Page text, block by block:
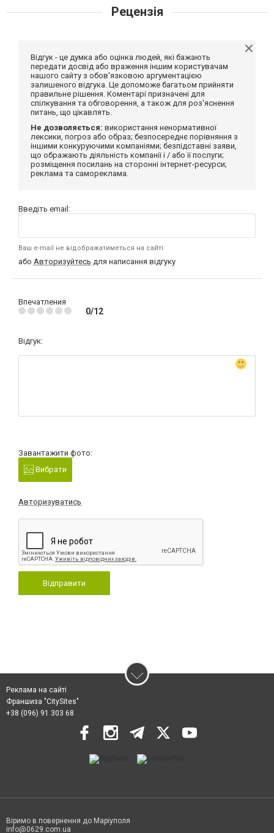
Рецензія
Відгук - це думка або оцінка людей, які бажають
передати досвід або враження іншим користувачам
нашого сайту з обов'язковою аргументацією
залишеного відгука. Це допоможе багатьом прийняти
правильне рішення. Коментарі призначені для
спілкування та обговорення, а також для роз'яснення
питань, що цікавлять.
Не дозволяється: використання ненормативної
лексики, погроз або образ; безпосереднє порівняння з
іншими конкуруючими компаніями; безпідставні заяви,
що ображають діяльність компанії і / або її послуги;
розміщення посилань на сторонні інтернет-ресурси;
реклама та самореклама.
Введіть email:
Ваш e-mail не відображатиметься на сайті
або Авторизуйтесь для написання відгуку
Впечатления
0/12
Відгук:
Завантажити фото:
Вибрати
Авторизуватись
Відправити
Реклама на сайті
Франшиза "CitySites"
+38 (096) 91 303 68
Віримо в повернення до Маріуполя
info@0629.com.ua